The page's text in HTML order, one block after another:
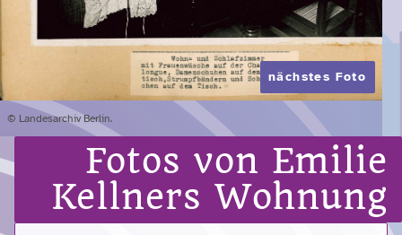
nächstes Foto
© Landesarchiv Berlin.
Fotos von Emilie
Kellners Wohnung